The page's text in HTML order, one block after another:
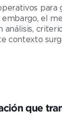
para
el
análisis,
contexto
que